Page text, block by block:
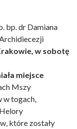
bp. dr Damiana
w sobotę
miejsce
Mszy
w togach,
które zostały